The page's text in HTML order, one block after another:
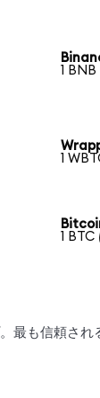
1
1
1
最も信頼され